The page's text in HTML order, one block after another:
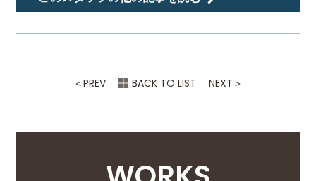
＜PREV BACK TO LIST NEXT ＞